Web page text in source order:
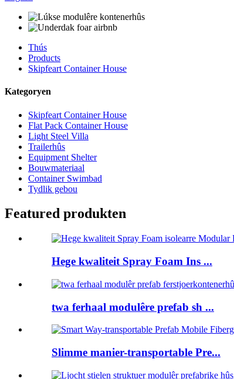
Thús
Products
Skipfeart Container House
Kategoryen
Skipfeart Container House
Flat Pack Container House
Light Steel Villa
Trailerhûs
Equipment Shelter
Bouwmateriaal
Container Swimbad
Tydlik gebou
Featured produkten
Hege kwaliteit Spray Foam Ins ...
twa ferhaal modulêre prefab sh ...
Slimme manier-transportable Pre...